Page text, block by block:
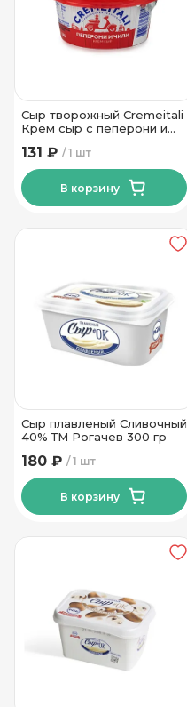
Сыр творожный Cremeitali
Крем сыр с пеперони и
1 шт
131 ₽
В корзину
Сыр плавленый Сливочный
40% ТМ Рогачев 300 гр
1 шт
180 ₽
В корзину